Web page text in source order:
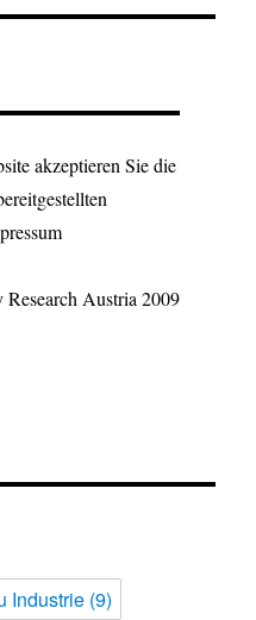
akzeptieren Sie die
Austria 2009
Industrie (9)